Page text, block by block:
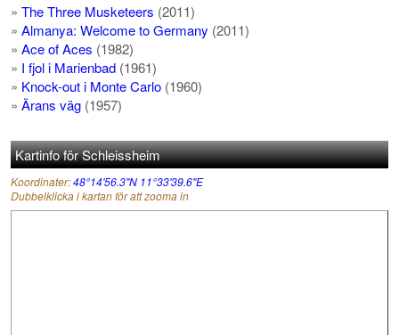
» The Three Musketeers (2011)
» Almanya: Welcome to Germany (2011)
» Ace of Aces (1982)
» I fjol i Marienbad (1961)
» Knock-out i Monte Carlo (1960)
» Ärans väg (1957)
Kartinfo för Schleissheim
Koordinater:48°14'56.3"N 11°33'39.6"E
Dubbelklicka i kartan för att zooma in